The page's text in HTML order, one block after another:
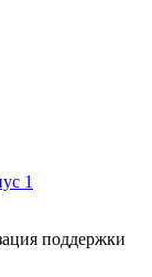
1
поддержки